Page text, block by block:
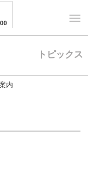
トピックス
内